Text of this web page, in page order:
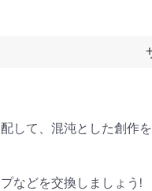
して、混沌とした創作
などを交換しましょう!